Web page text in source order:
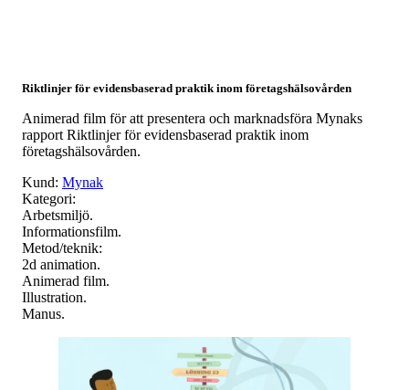
Riktlinjer för evidensbaserad praktik inom företagshälsovården
Animerad film för att presentera och marknadsföra Mynaks
rapport Riktlinjer för evidensbaserad praktik inom
företagshälsovården.
Kund: Mynak
Kategori:
Arbetsmiljö.
Informationsfilm.
Metod/teknik:
2d animation.
Animerad film.
Illustration.
Manus.